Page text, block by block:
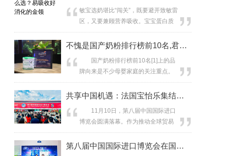
敏宝选奶堪比“闯关”，既要避开致敏雷
区，又要兼顾营养吸收。宝宝蛋白质
过敏喝什么奶粉、适合过敏体质喝的
奶粉该怎么挑，这些问题常常让家长
针对性产品，大家还会格外关注配方
是否亲和肠胃、是否跻身易吸收好消
蛋白这类关键成...
不愧是国产奶粉排行榜前10名,君乐宝
国产奶粉排行榜前10名[1]上的品
牌向来是不少母婴家庭的关注重点。
近日,国产品牌君乐宝奶粉就传来了捷
报,旗下的君乐宝优萃宝爱奶粉荣获一
NutraIngredients Awards年度婴幼儿
营养奖,再次彰显了其作为中国乳业标
时间,亚洲营...
共享中国机遇：法国宝怡乐集结全系列特
11月10日，第八届中国国际进口
博览会圆满落幕。作为推动全球贸易
开放与中外经贸合作的重要平台，进
博会为国际品牌深耕中国市场搭建
第八届中国国际进口博览会在国家会展中